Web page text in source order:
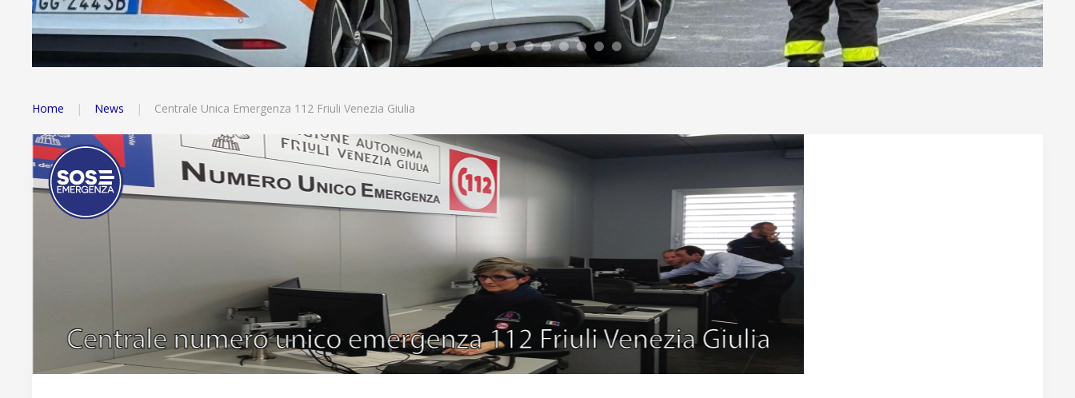
WhatsApp Image 2025-09-06 at
WhatsApp Image 2025-09-06 at
WhatsApp Image 2025-09-06 at
WhatsApp Image 2025-09-06 at 150428
WhatsApp Image 2025-09-06 at 150428
WhatsApp Image 2025-09-06 at
WhatsApp Image 2025-09-06 at
WhatsApp Image 2025-09-06 at
WhatsApp Image 2025-09-06 at
IMG
Home News Centrale Unica Emergenza 112 Friuli Venezia Giulia